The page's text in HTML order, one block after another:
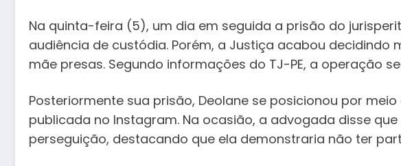
Na quinta-feira (5), um dia em seguida a prisão do
audiência de custódia. Porém, a Justiça acabou decidindo
mãe presas. Segundo informações do TJ-PE, a operação
Posteriormente sua prisão, Deolane se posicionou por
publicada no Instagram. Na ocasião, a advogada disse
perseguição, destacando que ela demonstraria não ter